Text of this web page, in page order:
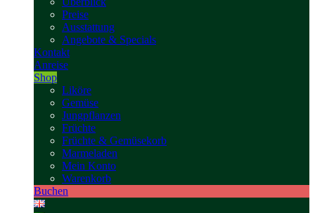
Preise
Ausstattung
Angebote & Specials
Kontakt
Anreise
Shop
Liköre
Gemüse
Jungpflanzen
Früchte
Früchte & Gemüsekorb
Marmeladen
Mein Konto
Warenkorb
Buchen